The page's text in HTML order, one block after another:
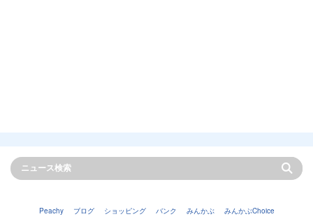
Peachy ブログ ショッピング バンク みんかぶ みんかぶChoice